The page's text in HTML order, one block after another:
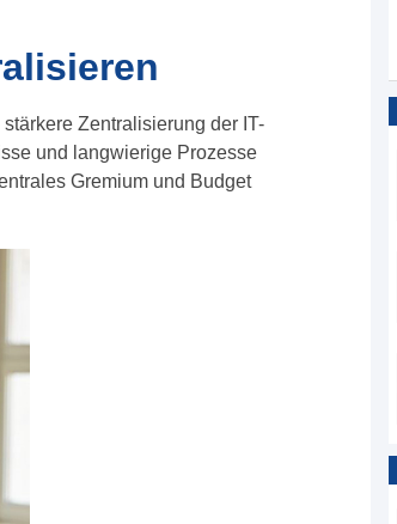
Zentralisierung der IT-
und langwierige Prozesse
Gremium und Budget